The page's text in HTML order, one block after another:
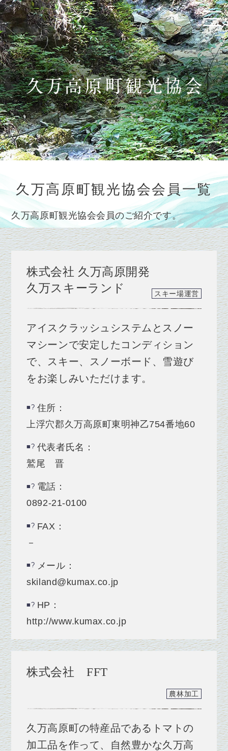
久万高原町観光協会会員一覧
久万高原町観光協会会員のご紹介です。
株式会社 久万高原開発
久万スキーランド
スキー場運営
アイスクラッシュシステムとスノー
マシーンで安定したコンディション
で、スキー、スノーボード、雪遊び
をお楽しみいただけます。
住所：
上浮穴郡久万高原町東明神乙754番地60
代表者氏名：
鷲尾 晋
電話：
0892‐21‐0100
FAX：
－
メール：
skiland@kumax.co.jp
HP：
http://www.kumax.co.jp
株式会社 FFT
農林加工
久万高原町の特産品であるトマトの
加工品を作って、自然豊かな久万高